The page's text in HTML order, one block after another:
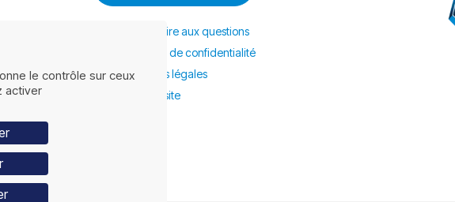
FAQ – Foire aux questions
Politique de confidentialité
Mentions légales
Plan de site
le contrôle sur ceux
activer